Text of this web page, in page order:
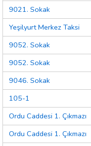
9021. Sokak
Yeşilyurt Merkez Taksi
9052. Sokak
9052. Sokak
9046. Sokak
105-1
Ordu Caddesi 1. Çıkmazı
Ordu Caddesi 1. Çıkmazı